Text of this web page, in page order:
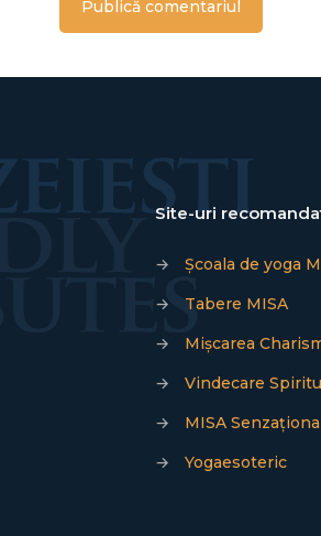
Site-uri
→
Școala de yoga
→
Tabere MISA
→
Mișcarea
→
Vindecare
→
MISA
→
Yogaesoteric